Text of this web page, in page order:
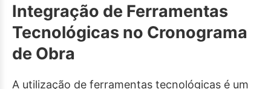
Integração de Ferramentas
Tecnológicas no Cronograma
de Obra
A utilização de ferramentas tecnológicas é um